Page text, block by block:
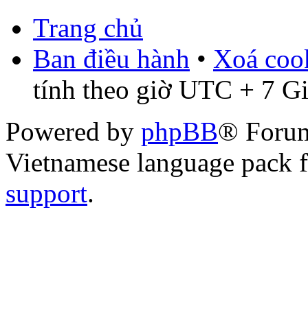
Trang chủ
Ban điều hành • Xoá
tính theo giờ UTC + 7
Powered by phpBB®
Vietnamese language
support.